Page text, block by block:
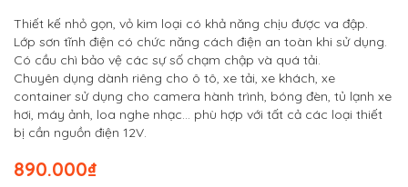
Thiết kế nhỏ gọn, vỏ kim loại có khả năng chịu được va đập.
Lớp sơn tĩnh điện có chức năng cách điện an toàn khi sử dụng.
Có cầu chì bảo vệ các sự số chạm chập và quá tải.
Chuyên dụng dành riêng cho ô tô, xe tải, xe khách, xe
container sử dụng cho camera hành trình, bóng đèn, tủ lạnh xe
hơi, máy ảnh, loa nghe nhạc… phù hợp với tất cả các loại thiết
bị cần nguồn điện 12V.
₫
890.000